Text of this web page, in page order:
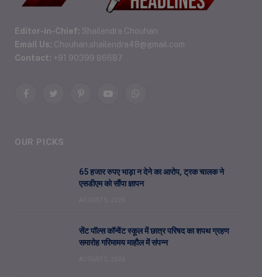
Editor-in-Chief: Shailendra Chouhan
Email Us: Chouhan.shailendra48@gmail.com
Contact: +91 90399 86687
FacebookTwitterPinterestYouTubeWhatsApp
OUR PICKS
65 हजार रुपए भाड़ा न देने का आरोप, ट्रक चालक ने
एसडीएम को सौंपा ज्ञापन
सेंट पॉल्स कॉन्वेंट स्कूल में छात्र परिषद का शपथ ग्रहण
समारोह गरिमामय माहौल में संपन्न